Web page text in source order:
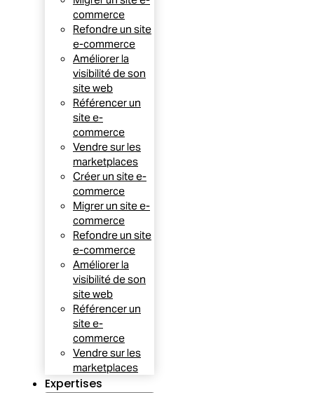
commerce
Refondre un site
e-commerce
Améliorer la
visibilité de son
site web
Référencer un
site e-
commerce
Vendre sur les
marketplaces
Créer un site e-
commerce
Migrer un site e-
commerce
Refondre un site
e-commerce
Améliorer la
visibilité de son
site web
Référencer un
site e-
commerce
Vendre sur les
marketplaces
Expertises